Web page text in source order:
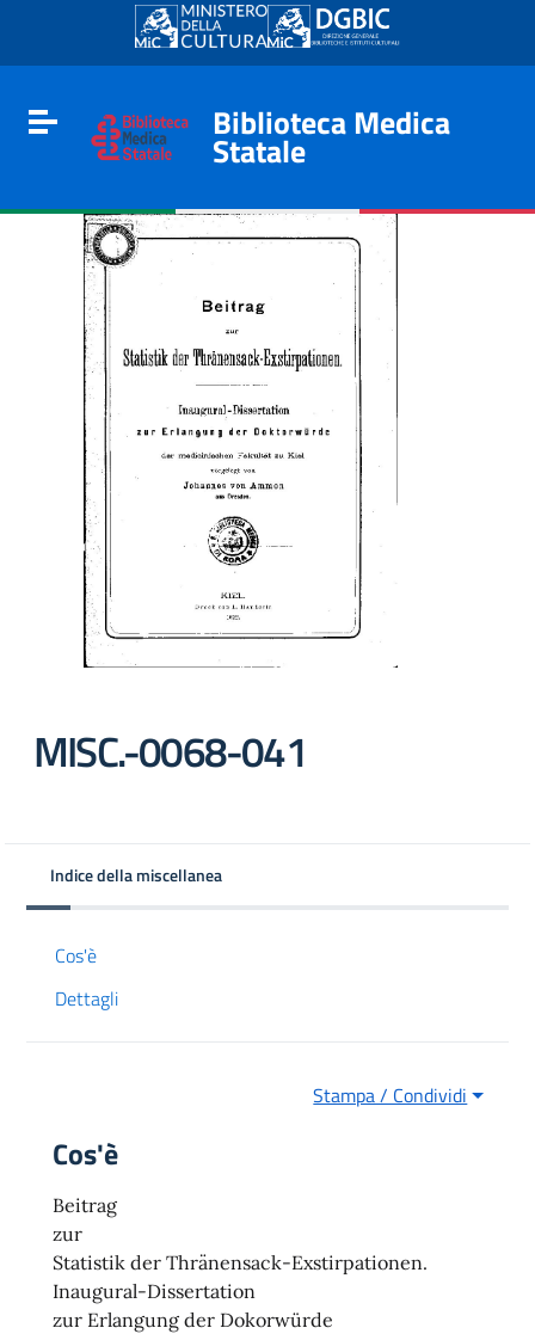
Go to content
Go to the navigation menu
Go to the footer
Toggle navigation
Biblioteca Medica
Statale
MISC.-0068-041
Indice della miscellanea
Cos'è
Dettagli
Stampa / Condividi
Cos'è
Beitrag
zur
Statistik der Thränensack-Exstirpationen.
Inaugural-Dissertation
zur Erlangung der Dokorwürde